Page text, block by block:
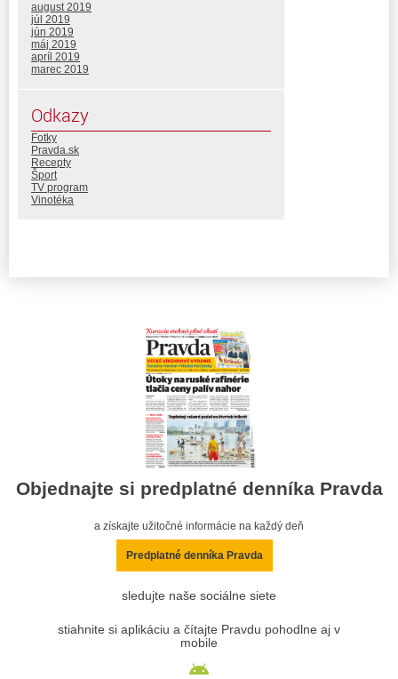
august 2019
júl 2019
jún 2019
máj 2019
apríl 2019
marec 2019
Odkazy
Fotky
Pravda.sk
Recepty
Šport
TV program
Vinotéka
Objednajte si predplatné denníka Pravda
a získajte užitočné informácie na každý deň
Predplatné denníka Pravda
sledujte naše sociálne siete
stiahnite si aplikáciu a čítajte Pravdu pohodlne aj v
mobile